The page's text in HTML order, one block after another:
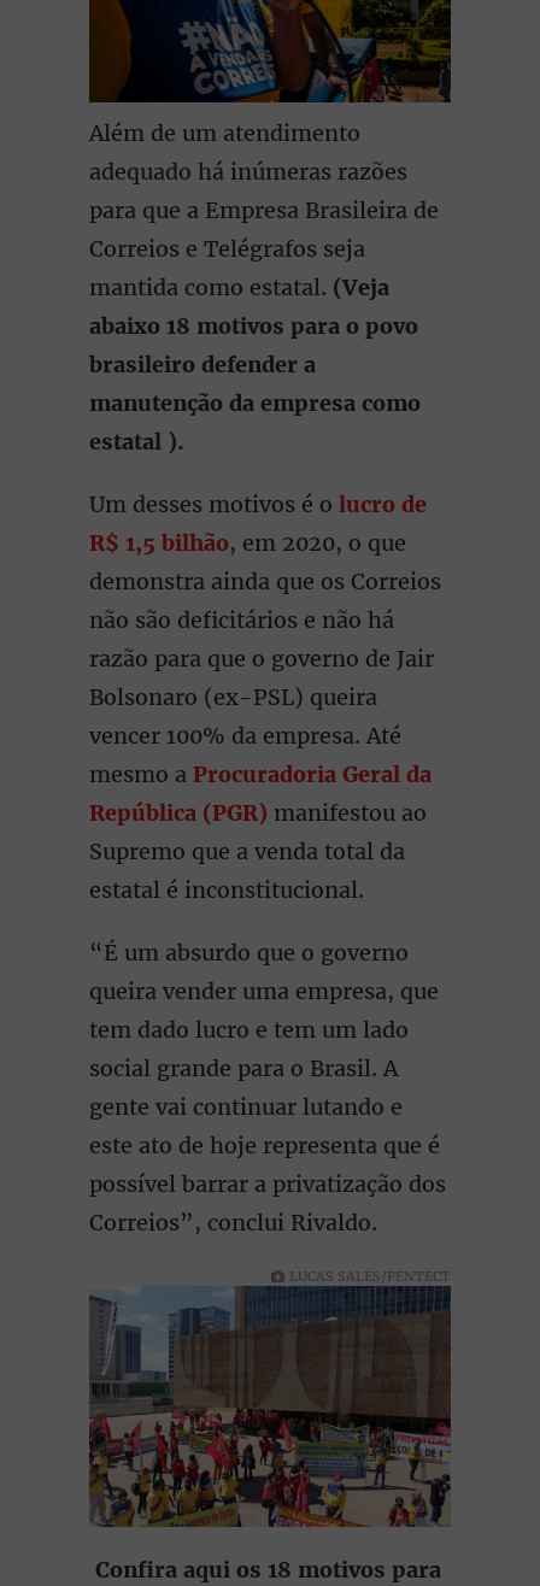
Além de um atendimento
adequado há inúmeras razões
para que a Empresa Brasileira de
Correios e Telégrafos seja
mantida como estatal. (Veja
abaixo 18 motivos para o povo
brasileiro defender a
manutenção da empresa como
estatal ).
Um desses motivos é o lucro de
R$ 1,5 bilhão, em 2020, o que
demonstra ainda que os Correios
não são deficitários e não há
razão para que o governo de Jair
Bolsonaro (ex-PSL) queira
vencer 100% da empresa. Até
mesmo a Procuradoria Geral da
República (PGR) manifestou ao
Supremo que a venda total da
estatal é inconstitucional.
“É um absurdo que o governo
queira vender uma empresa, que
tem dado lucro e tem um lado
social grande para o Brasil. A
gente vai continuar lutando e
este ato de hoje representa que é
possível barrar a privatização dos
Correios”, conclui Rivaldo.
LUCAS SALES/FENTECT
Confira aqui os 18 motivos para